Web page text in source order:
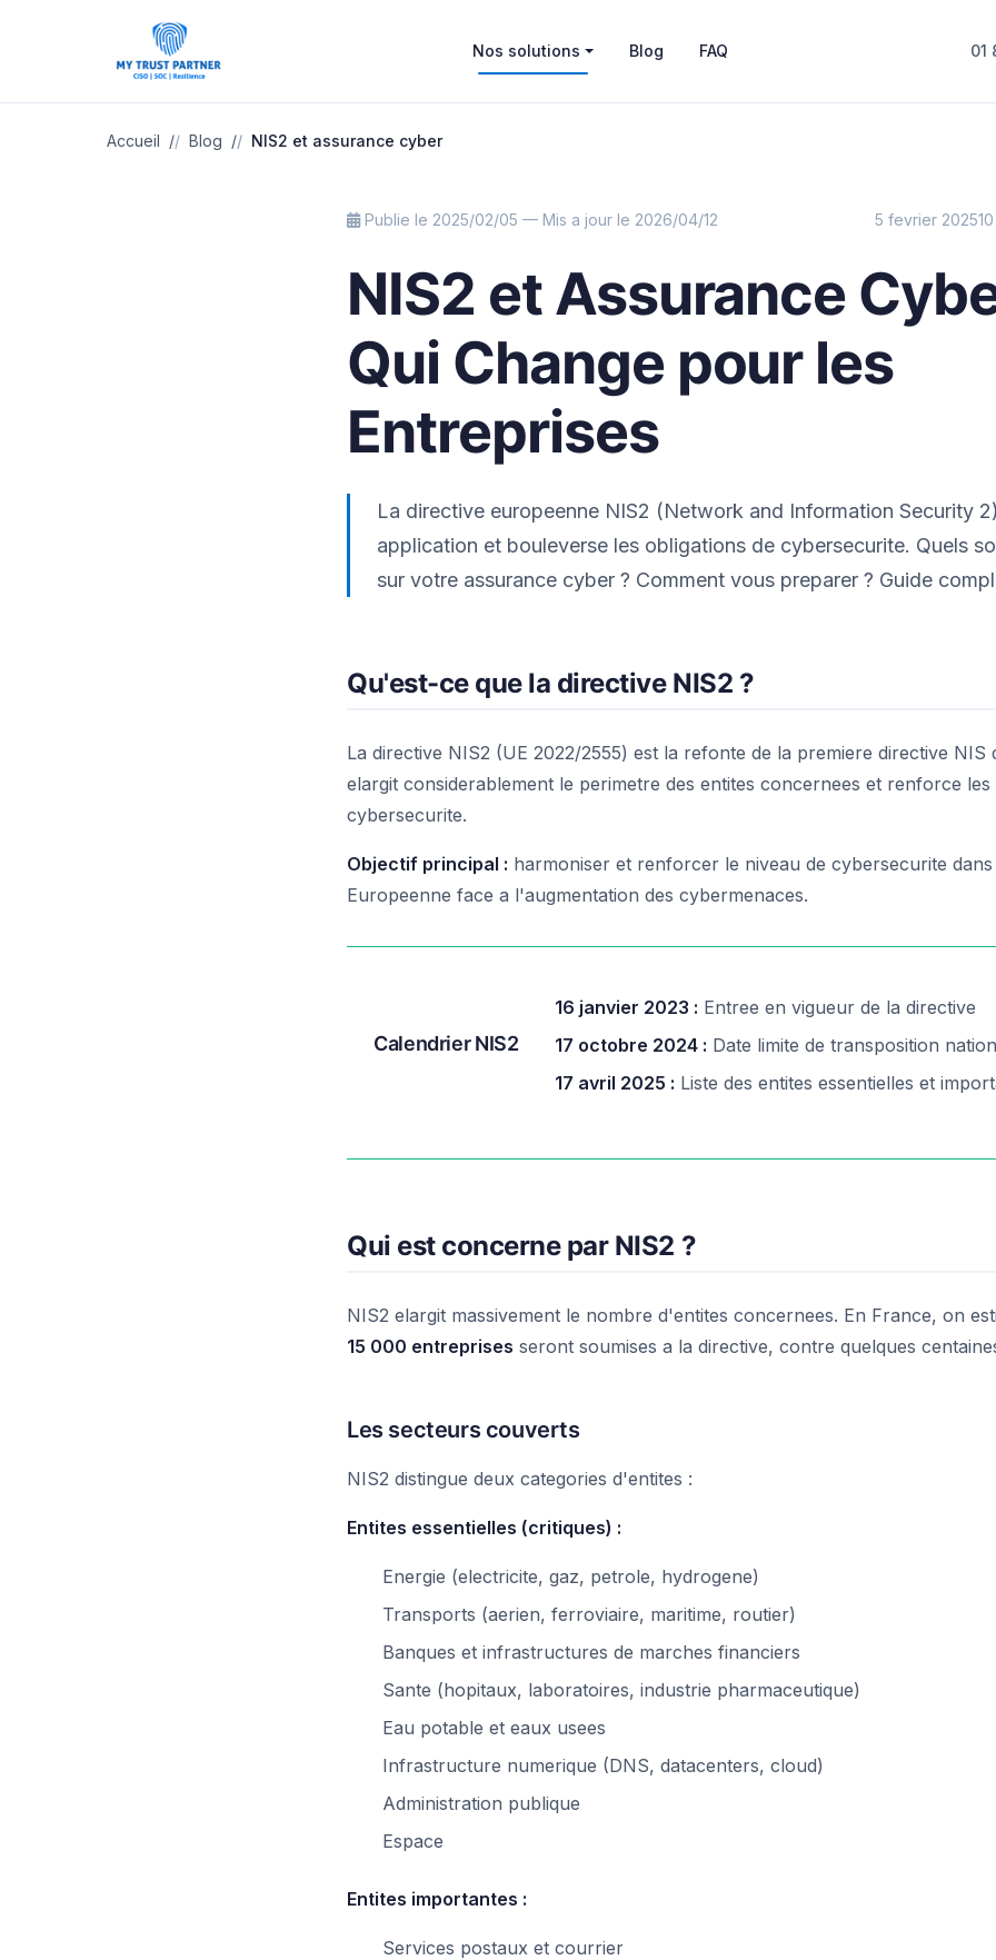
Nos solutions Blog FAQ 01
Accueil Blog NIS2 et assurance cyber
Publie le 2025/02/05 — Mis a jour le 2026/04/12 5 fevrier 2025
NIS2 et Assurance
Qui Change pour les
Entreprises
La directive europeenne NIS2 (Network and Information Security
application et bouleverse les obligations de cybersecurite. Quels
sur votre assurance cyber ? Comment vous preparer ? Guide
Qu'est-ce que la directive NIS2 ?
La directive NIS2 (UE 2022/2555) est la refonte de la premiere directive NIS
elargit considerablement le perimetre des entites concernees et renforce les
cybersecurite.
Objectif principal : harmoniser et renforcer le niveau de cybersecurite
Europeenne face a l'augmentation des cybermenaces.
Calendrier NIS2
16 janvier 2023 : Entree en vigueur de la directive
17 octobre 2024 : Date limite de transposition
17 avril 2025 : Liste des entites essentielles et
Qui est concerne par NIS2 ?
NIS2 elargit massivement le nombre d'entites concernees. En France, on
15 000 entreprises seront soumises a la directive, contre quelques
Les secteurs couverts
NIS2 distingue deux categories d'entites :
Entites essentielles (critiques) :
Energie (electricite, gaz, petrole, hydrogene)
Transports (aerien, ferroviaire, maritime, routier)
Banques et infrastructures de marches financiers
Sante (hopitaux, laboratoires, industrie pharmaceutique)
Eau potable et eaux usees
Infrastructure numerique (DNS, datacenters, cloud)
Administration publique
Espace
Entites importantes :
Services postaux et courrier